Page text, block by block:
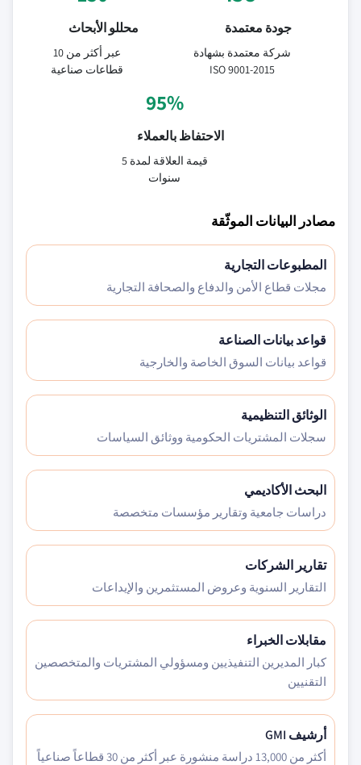
جودة معتمدة
شركة معتمدة بشهادة
ISO 9001-2015
محللو الأبحاث
عبر أكثر من 10
قطاعات صناعية
95%
الاحتفاظ بالعملاء
قيمة العلاقة لمدة 5
سنوات
مصادر البيانات الموثّقة
المطبوعات التجارية
مجلات قطاع الأمن والدفاع والصحافة التجارية
قواعد بيانات الصناعة
قواعد بيانات السوق الخاصة والخارجية
الوثائق التنظيمية
سجلات المشتريات الحكومية ووثائق السياسات
البحث الأكاديمي
دراسات جامعية وتقارير مؤسسات متخصصة
تقارير الشركات
التقارير السنوية وعروض المستثمرين والإيداعات
مقابلات الخبراء
كبار المديرين التنفيذيين ومسؤولي المشتريات والمتخصصين
التقنيين
أرشيف GMI
أكثر من 13,000 دراسة منشورة عبر أكثر من 30 قطاعاً صناعياً